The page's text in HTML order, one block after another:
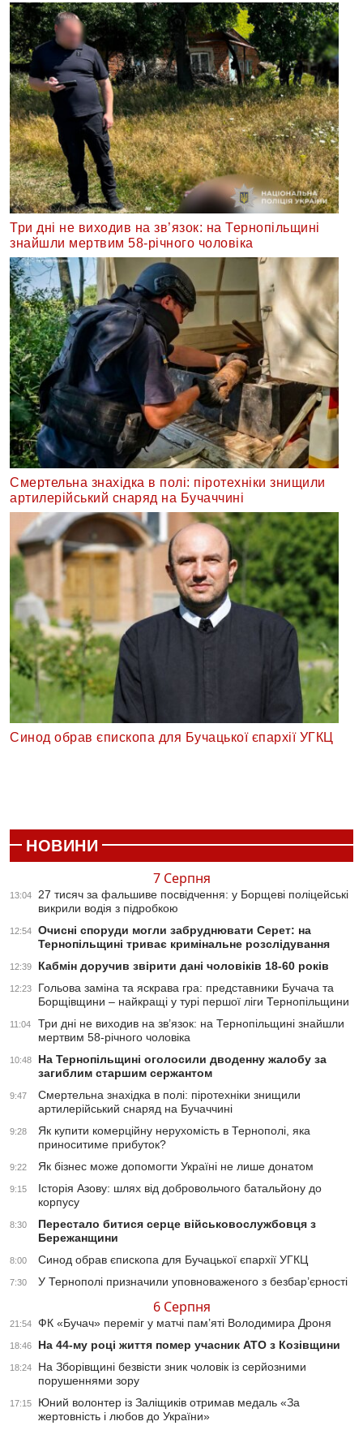
Три дні не виходив на зв’язок: на Тернопільщині
знайшли мертвим 58-річного чоловіка
Смертельна знахідка в полі: піротехніки знищили
артилерійський снаряд на Бучаччині
Синод обрав єпископа для Бучацької єпархії УГКЦ
НОВИНИ
7 Серпня
13:04
27 тисяч за фальшиве посвідчення: у Борщеві поліцейські
викрили водія з підробкою
12:54
Очисні споруди могли забруднювати Серет: на
Тернопільщині триває кримінальне розслідування
12:39 Кабмін доручив звірити дані чоловіків 18-60 років
12:23
Гольова заміна та яскрава гра: представники Бучача та
Борщівщини – найкращі у турі першої ліги Тернопільщини
11:04
Три дні не виходив на зв’язок: на Тернопільщині знайшли
мертвим 58-річного чоловіка
10:48
На Тернопільщині оголосили дводенну жалобу за
загиблим старшим сержантом
9:47
Смертельна знахідка в полі: піротехніки знищили
артилерійський снаряд на Бучаччині
9:28
Як купити комерційну нерухомість в Тернополі, яка
приноситиме прибуток?
9:22 Як бізнес може допомогти Україні не лише донатом
9:15
Історія Азову: шлях від добровольчого батальйону до
корпусу
8:30
Перестало битися серце військовослужбовця з
Бережанщини
8:00 Синод обрав єпископа для Бучацької єпархії УГКЦ
7:30 У Тернополі призначили уповноваженого з безбар’єрності
6 Серпня
21:54 ФК «Бучач» переміг у матчі пам’яті Володимира Дроня
18:46 На 44-му році життя помер учасник АТО з Козівщини
18:24
На Зборівщині безвісти зник чоловік із серйозними
порушеннями зору
17:15
Юний волонтер із Заліщиків отримав медаль «За
жертовність і любов до України»